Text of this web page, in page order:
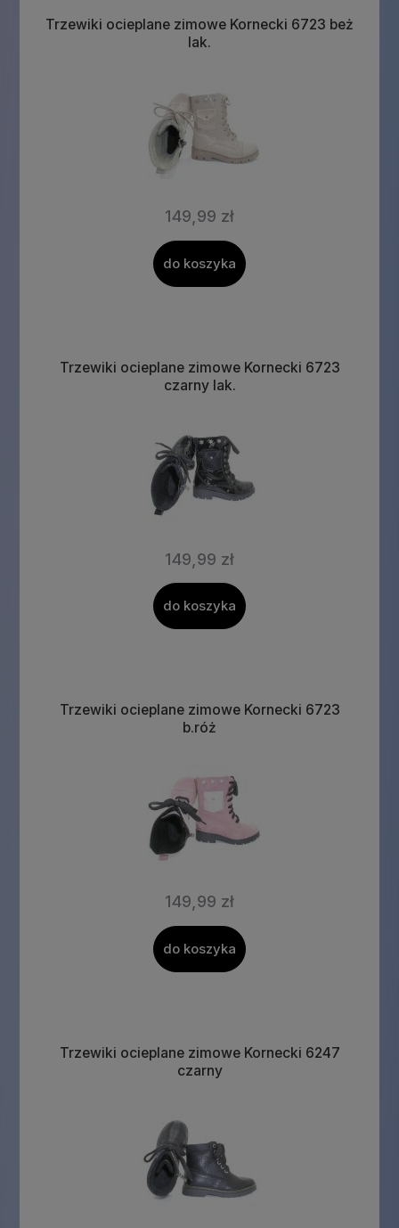
Trzewiki ocieplane zimowe Kornecki 6723 beż
lak.
149,99 zł
do koszyka
Trzewiki ocieplane zimowe Kornecki 6723
czarny lak.
149,99 zł
do koszyka
Trzewiki ocieplane zimowe Kornecki 6723
b.róż
149,99 zł
do koszyka
Trzewiki ocieplane zimowe Kornecki 6247
czarny